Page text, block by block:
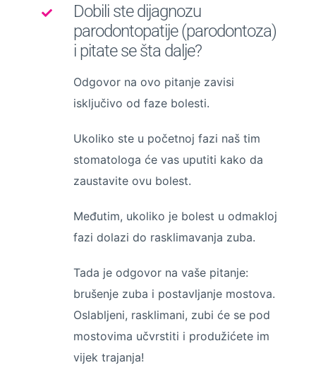
Dobili ste dijagnozu
parodontopatije (parodontoza)
i pitate se šta dalje?
Odgovor na ovo pitanje zavisi
isključivo od faze bolesti.
Ukoliko ste u početnoj fazi naš tim
stomatologa će vas uputiti kako da
zaustavite ovu bolest.
Međutim, ukoliko je bolest u odmakloj
fazi dolazi do rasklimavanja zuba.
Tada je odgovor na vaše pitanje:
brušenje zuba i postavljanje mostova.
Oslabljeni, rasklimani, zubi će se pod
mostovima učvrstiti i produžićete im
vijek trajanja!